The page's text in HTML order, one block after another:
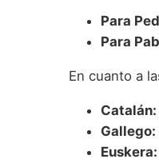
Para
Para
En cuanto a
Catalán:
Gallego:
Euskera: